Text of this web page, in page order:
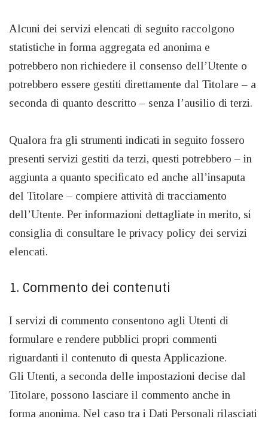
Alcuni dei servizi elencati di seguito raccolgono
statistiche in forma aggregata ed anonima e
potrebbero non richiedere il consenso dell’Utente o
potrebbero essere gestiti direttamente dal Titolare – a
seconda di quanto descritto – senza l’ausilio di terzi.
Qualora fra gli strumenti indicati in seguito fossero
presenti servizi gestiti da terzi, questi potrebbero – in
aggiunta a quanto specificato ed anche all’insaputa
del Titolare – compiere attività di tracciamento
dell’Utente. Per informazioni dettagliate in merito, si
consiglia di consultare le privacy policy dei servizi
elencati.
1. Commento dei contenuti
I servizi di commento consentono agli Utenti di
formulare e rendere pubblici propri commenti
riguardanti il contenuto di questa Applicazione.
Gli Utenti, a seconda delle impostazioni decise dal
Titolare, possono lasciare il commento anche in
forma anonima. Nel caso tra i Dati Personali rilasciati